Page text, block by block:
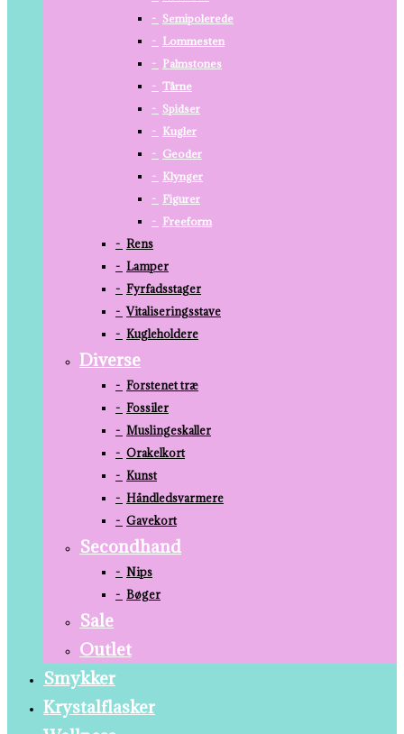
Semipolerede
Lommesten
Palmstones
Tårne
Spidser
Kugler
Geoder
Klynger
Figurer
Freeform
Rens
Lamper
Fyrfadsstager
Vitaliseringsstave
Kugleholdere
Diverse
Forstenet træ
Fossiler
Muslingeskaller
Orakelkort
Kunst
Håndledsvarmere
Gavekort
Secondhand
Nips
Bøger
Sale
Outlet
Smykker
Krystalflasker